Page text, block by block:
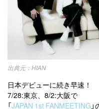
HIAN
日本デビューに続き早速！
7/28:東京、8/2:大阪で
「JAPAN 1st FANMEETING 」